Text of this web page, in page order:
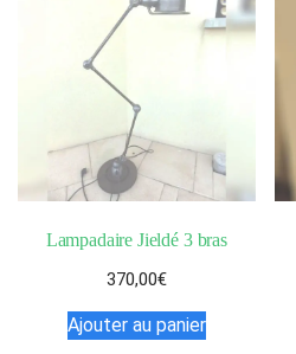
Lampadaire Jieldé 3 bras
370,00€
Ajouter au panier